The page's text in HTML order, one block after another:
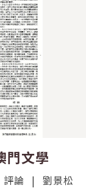
門文學
評論 | 劉景松